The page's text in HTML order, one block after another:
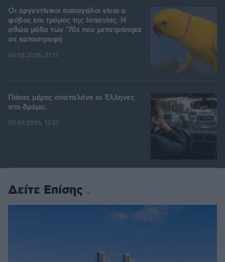
Οι αργεντίνικοι παπαγάλοι είναι ο
φόβος και τρόμος της Ισπανίας: Η
αθώα μόδα των '70s που μετατράπηκε
σε καταστροφή
06.08.2026, 21:13
Πόσες μέρες σπαταλάνε οι Έλληνες
στο δρόμο;
05.08.2026, 13:57
Δείτε Επίσης